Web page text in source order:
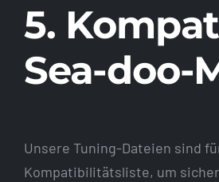
5.
Sea-doo-
Unsere Tuning-Dateien sind
Kompatibilitätsliste, um